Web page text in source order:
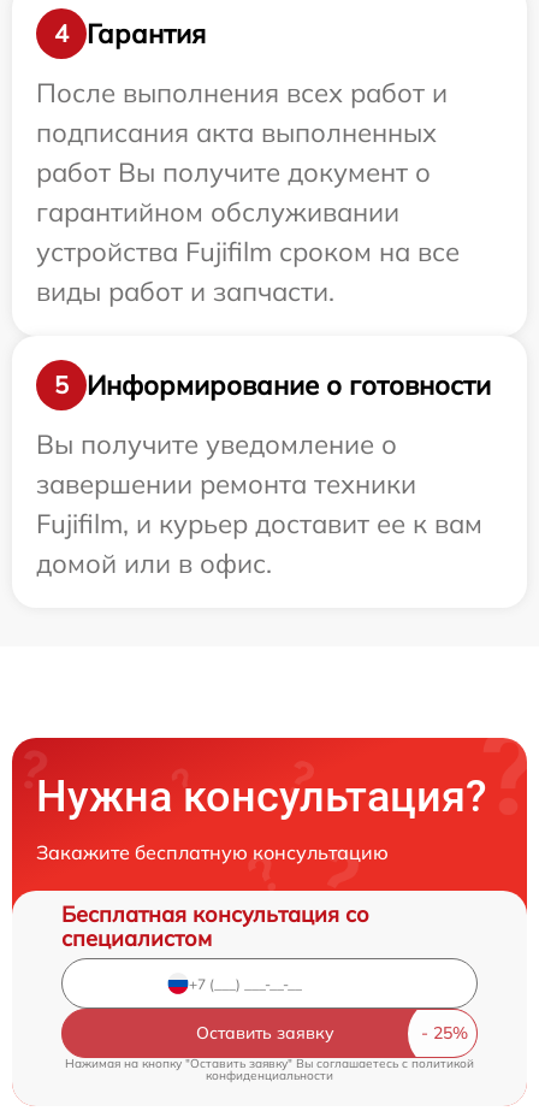
4
Гарантия
После выполнения всех работ и
подписания акта выполненных
работ Вы получите документ о
гарантийном обслуживании
устройства Fujifilm сроком на все
виды работ и запчасти.
5
Информирование о готовности
Вы получите уведомление о
завершении ремонта техники
Fujifilm, и курьер доставит ее к вам
домой или в офис.
Нужна консультация?
Закажите бесплатную консультацию
Бесплатная консультация со
специалистом
Оставить заявку
Нажимая на кнопку "Оставить заявку" Вы соглашаетесь c политикой
конфиденциальности